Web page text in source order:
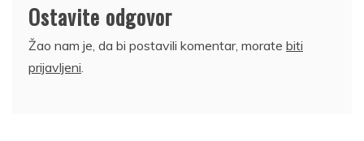
Ostavite odgovor
Žao nam je, da bi postavili komentar, morate biti
prijavljeni.